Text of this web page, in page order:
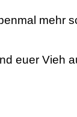
mehr
euer Vieh